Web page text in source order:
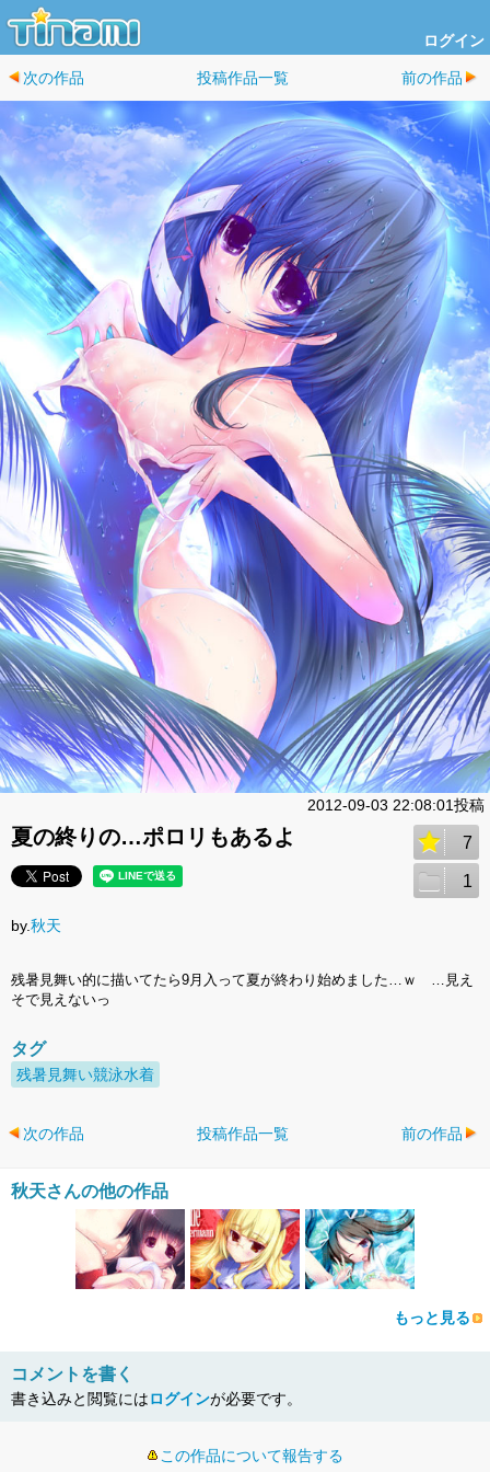
ログイン
次の作品 投稿作品一覧 前の作品
2012-09-03 22:08:01投稿
夏の終りの…ポロリもあるよ 7
1
by.秋天
残暑見舞い的に描いてたら9月入って夏が終わり始めました…ｗ …見え
そで見えないっ
タグ
残暑見舞い競泳水着
次の作品 投稿作品一覧 前の作品
秋天さんの他の作品
もっと見る
コメントを書く
書き込みと閲覧にはログインが必要です。
この作品について報告する